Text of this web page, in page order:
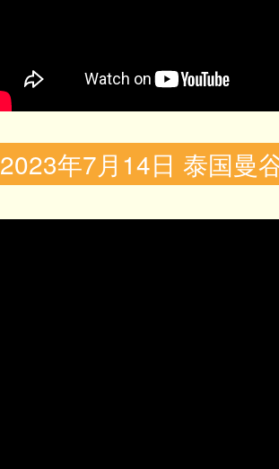
2023年7月14日 泰国曼